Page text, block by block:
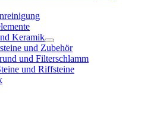
Keramik
und Zubehör
und Filterschlamm
und Riffsteine